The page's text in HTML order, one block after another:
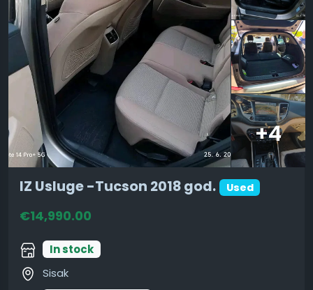
+4
IZ Usluge -Tucson 2018 god. Used
€14,990.00
In stock
Sisak